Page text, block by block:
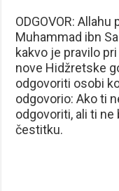
ODGOVOR:
Muhammad ibn
kakvo je pravilo
nove Hidžretske
odgovoriti osobi
odgovorio: Ako ti
odgovoriti, ali ti
čestitku.